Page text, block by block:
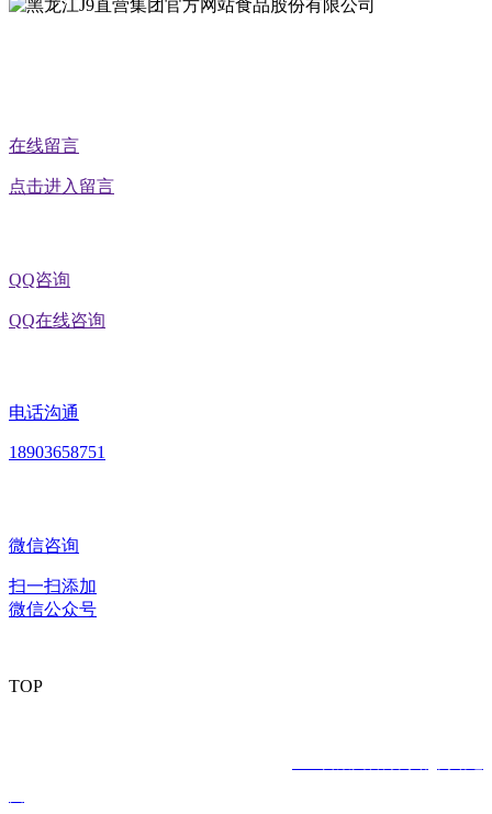
在线留言
点击进入留言
QQ咨询
QQ在线咨询
电话沟通
18903658751
微信咨询
扫一扫添加
微信公众号
TOP